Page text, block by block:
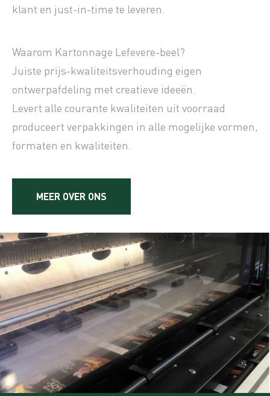
klant en just-in-time te leveren.
Waarom Kartonnage Lefevere-beel?
Juiste prijs-kwaliteitsverhouding eigen
ontwerpafdeling met creatieve ideeën.
Levert alle courante kwaliteiten uit voorraad
produceert verpakkingen in alle mogelijke vormen,
formaten en kwaliteiten.
MEER OVER ONS